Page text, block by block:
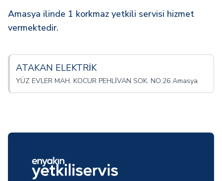
Amasya ilinde 1 korkmaz yetkili servisi hizmet
vermektedir.
ATAKAN ELEKTRİK
YÜZ EVLER MAH. KOCUR PEHLİVAN SOK. NO:26 Amasya